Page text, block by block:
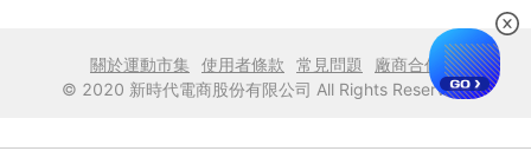
關於運動市集 使用者條款 常見問題
廠商合作
© 2020 新時代電商股份有限公司 All Rights Reserved.